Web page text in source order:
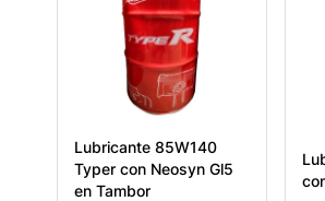
Lubricante 85W140
Typer con Neosyn Gl5
en Tambor